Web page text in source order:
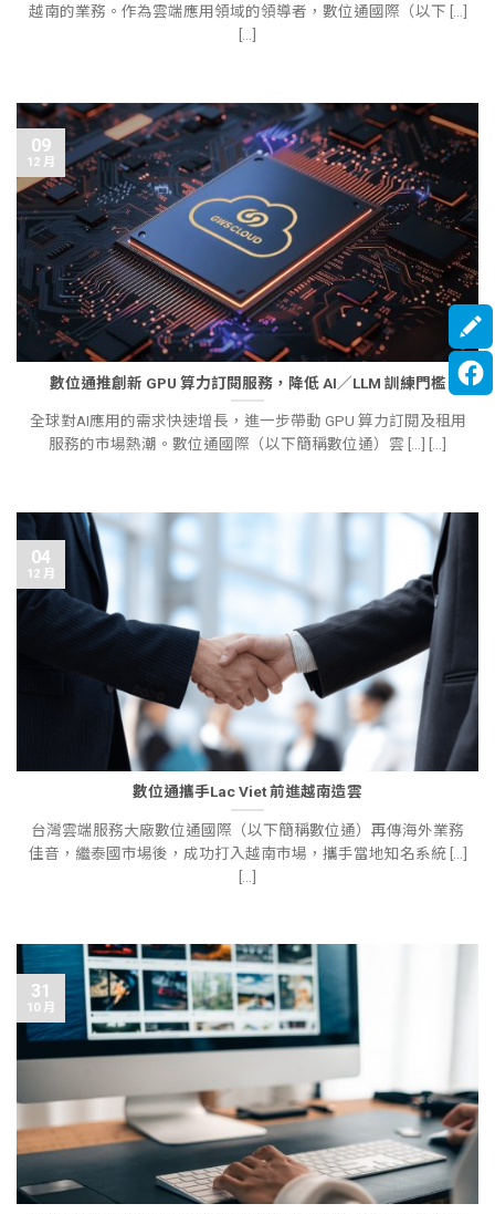
越南的業務。作為雲端應用領域的領導者，數位通國際（以下 [...]
[...]
數位通推創新 GPU 算力訂閱服務，降低 AI／LLM 訓練門檻
全球對AI應用的需求快速增長，進一步帶動 GPU 算力訂閱及租用
服務的市場熱潮。數位通國際（以下簡稱數位通）雲 [...] [...]
09
12 月
數位通攜手Lac Viet 前進越南造雲
台灣雲端服務大廠數位通國際（以下簡稱數位通）再傳海外業務
佳音，繼泰國市場後，成功打入越南市場，攜手當地知名系統 [...]
[...]
04
12 月
31
10 月